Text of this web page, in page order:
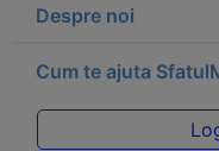
Despre noi
Cum te ajuta